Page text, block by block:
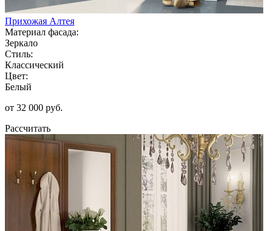
Прихожая Алтея
Материал фасада:
Зеркало
Стиль:
Классический
Цвет:
Белый
от 32 000 руб.
Рассчитать